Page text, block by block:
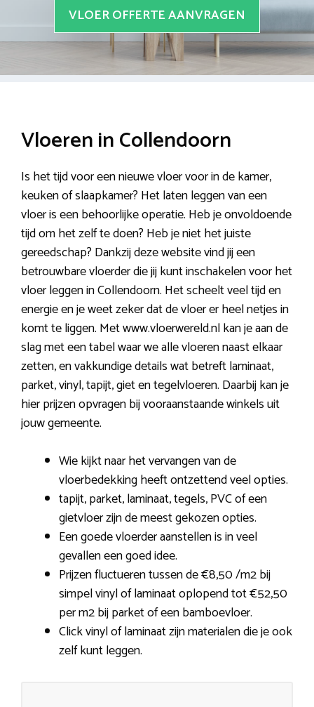
VLOER OFFERTE AANVRAGEN
Vloeren in Collendoorn
Is het tijd voor een nieuwe vloer voor in de kamer,
keuken of slaapkamer? Het laten leggen van een
vloer is een behoorlijke operatie. Heb je onvoldoende
tijd om het zelf te doen? Heb je niet het juiste
gereedschap? Dankzij deze website vind jij een
betrouwbare vloerder die jij kunt inschakelen voor het
vloer leggen in Collendoorn. Het scheelt veel tijd en
energie en je weet zeker dat de vloer er heel netjes in
komt te liggen. Met www.vloerwereld.nl kan je aan de
slag met een tabel waar we alle vloeren naast elkaar
zetten, en vakkundige details wat betreft laminaat,
parket, vinyl, tapijt, giet en tegelvloeren. Daarbij kan je
hier prijzen opvragen bij vooraanstaande winkels uit
jouw gemeente.
Wie kijkt naar het vervangen van de
vloerbedekking heeft ontzettend veel opties.
tapijt, parket, laminaat, tegels, PVC of een
gietvloer zijn de meest gekozen opties.
Een goede vloerder aanstellen is in veel
gevallen een goed idee.
Prijzen fluctueren tussen de €8,50 /m2 bij
simpel vinyl of laminaat oplopend tot €52,50
per m2 bij parket of een bamboevloer.
Click vinyl of laminaat zijn materialen die je ook
zelf kunt leggen.